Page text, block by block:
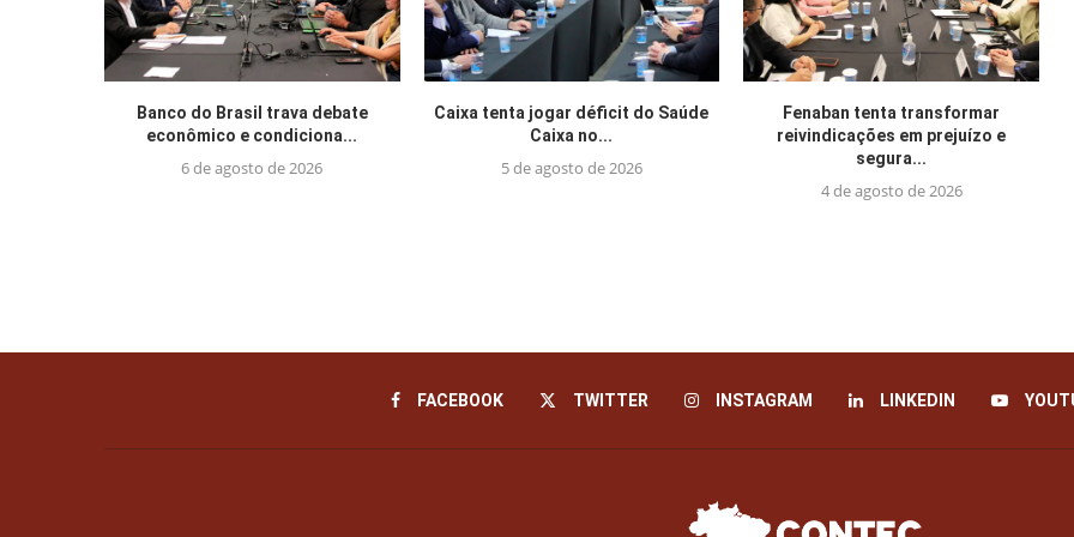
Banco do Brasil trava debate
econômico e condiciona...
6 de agosto de 2026
Caixa tenta jogar déficit do Saúde
Caixa no...
5 de agosto de 2026
Fenaban tenta transformar
reivindicações em prejuízo e
segura...
4 de agosto de 2026
FACEBOOK TWITTER INSTAGRAM LINKEDIN